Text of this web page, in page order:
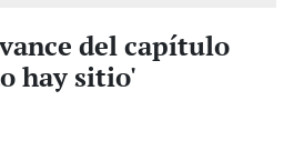
del capítulo
hay sitio'